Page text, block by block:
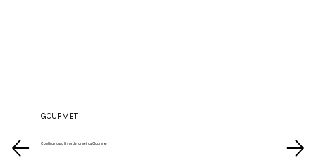
GOURMET
Confira nossa linha de torneiras Gourmet